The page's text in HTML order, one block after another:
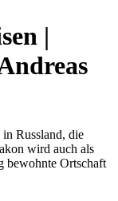
|
Russland, die
wird auch als
bewohnte Ortschaft